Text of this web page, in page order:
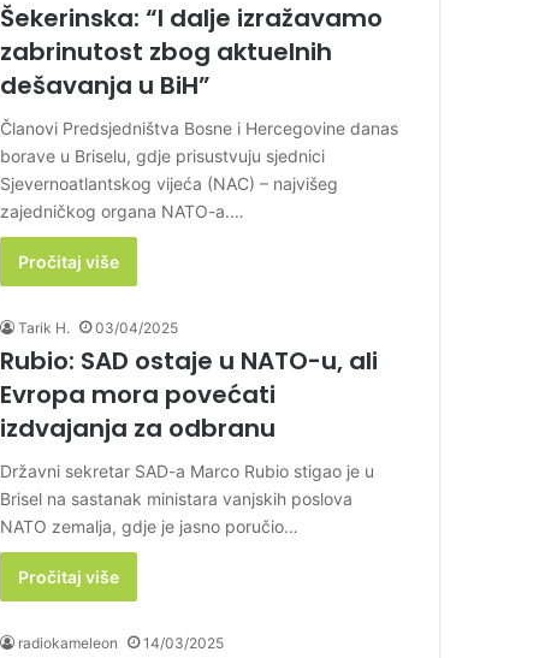
Šekerinska: “I dalje izražavamo
zabrinutost zbog aktuelnih
dešavanja u BiH”
Članovi Predsjedništva Bosne i Hercegovine danas
borave u Briselu, gdje prisustvuju sjednici
Sjevernoatlantskog vijeća (NAC) – najvišeg
zajedničkog organa NATO-a.…
Pročitaj više
Tarik H. 03/04/2025
Rubio: SAD ostaje u NATO-u, ali
Evropa mora povećati
izdvajanja za odbranu
Državni sekretar SAD-a Marco Rubio stigao je u
Brisel na sastanak ministara vanjskih poslova
NATO zemalja, gdje je jasno poručio…
Pročitaj više
radiokameleon 14/03/2025